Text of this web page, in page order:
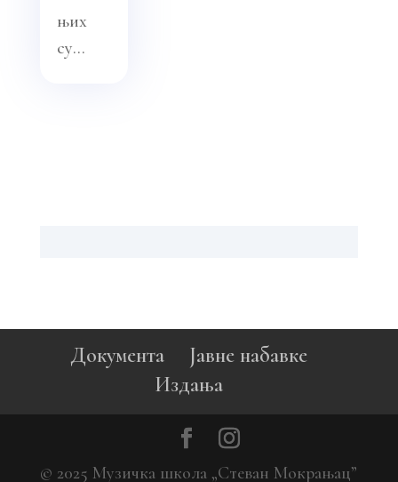
њих
су...
Документа
Јавне набавке
Издања
© 2025 Музичка школа „Стеван Мокрањац”